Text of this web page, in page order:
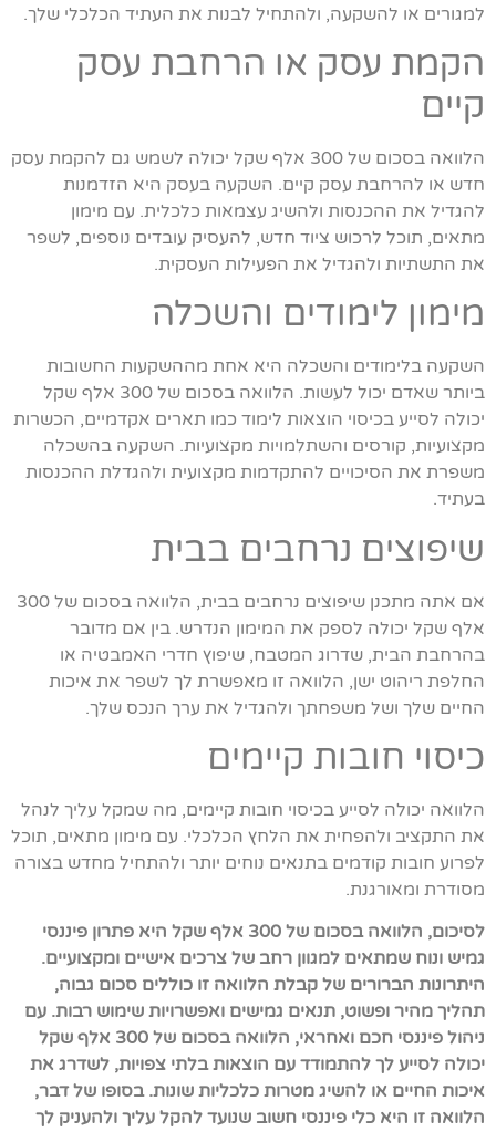
למגורים או להשקעה, ולהתחיל לבנות את העתיד הכלכלי שלך.
הקמת עסק או הרחבת עסק
קיים
הלוואה בסכום של 300 אלף שקל יכולה לשמש גם להקמת עסק
חדש או להרחבת עסק קיים. השקעה בעסק היא הזדמנות
להגדיל את ההכנסות ולהשיג עצמאות כלכלית. עם מימון
מתאים, תוכל לרכוש ציוד חדש, להעסיק עובדים נוספים, לשפר
את התשתיות ולהגדיל את הפעילות העסקית.
מימון לימודים והשכלה
השקעה בלימודים והשכלה היא אחת מההשקעות החשובות
ביותר שאדם יכול לעשות. הלוואה בסכום של 300 אלף שקל
יכולה לסייע בכיסוי הוצאות לימוד כמו תארים אקדמיים, הכשרות
מקצועיות, קורסים והשתלמויות מקצועיות. השקעה בהשכלה
משפרת את הסיכויים להתקדמות מקצועית ולהגדלת ההכנסות
בעתיד.
שיפוצים נרחבים בבית
אם אתה מתכנן שיפוצים נרחבים בבית, הלוואה בסכום של 300
אלף שקל יכולה לספק את המימון הנדרש. בין אם מדובר
בהרחבת הבית, שדרוג המטבח, שיפוץ חדרי האמבטיה או
החלפת ריהוט ישן, הלוואה זו מאפשרת לך לשפר את איכות
החיים שלך ושל משפחתך ולהגדיל את ערך הנכס שלך.
כיסוי חובות קיימים
הלוואה יכולה לסייע בכיסוי חובות קיימים, מה שמקל עליך לנהל
את התקציב ולהפחית את הלחץ הכלכלי. עם מימון מתאים, תוכל
לפרוע חובות קודמים בתנאים נוחים יותר ולהתחיל מחדש בצורה
מסודרת ומאורגנת.
לסיכום, הלוואה בסכום של 300 אלף שקל היא פתרון פיננסי
גמיש ונוח שמתאים למגוון רחב של צרכים אישיים ומקצועיים.
היתרונות הברורים של קבלת הלוואה זו כוללים סכום גבוה,
תהליך מהיר ופשוט, תנאים גמישים ואפשרויות שימוש רבות. עם
ניהול פיננסי חכם ואחראי, הלוואה בסכום של 300 אלף שקל
יכולה לסייע לך להתמודד עם הוצאות בלתי צפויות, לשדרג את
איכות החיים או להשיג מטרות כלכליות שונות. בסופו של דבר,
הלוואה זו היא כלי פיננסי חשוב שנועד להקל עליך ולהעניק לך